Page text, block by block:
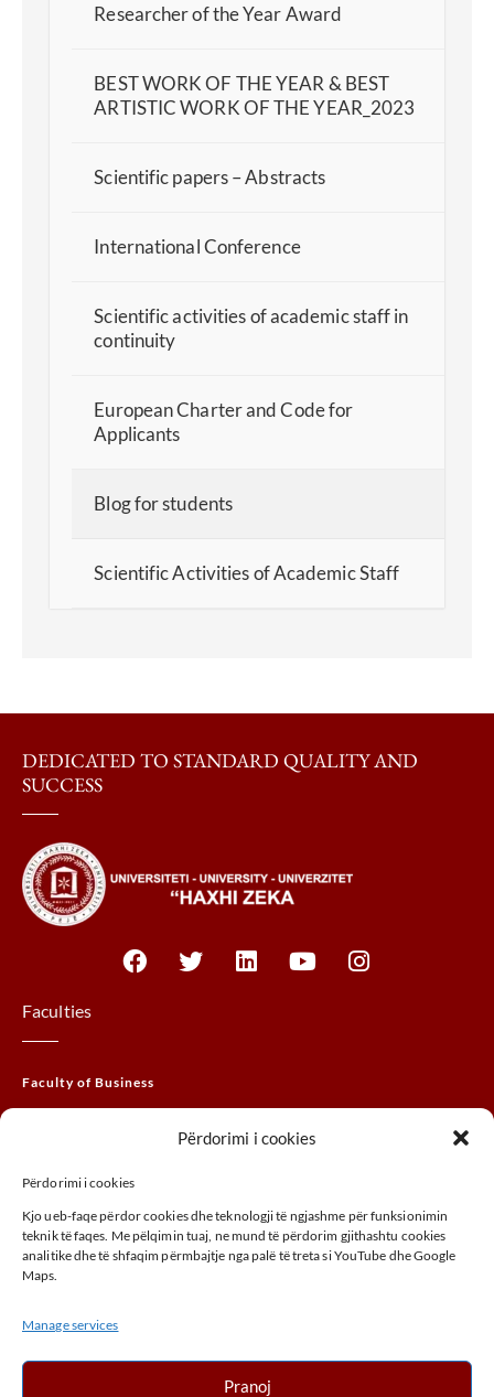
Përdorimi i cookies
Përdorimi i cookies
Kjo ueb-faqe përdor cookies dhe teknologji të ngjashme për funksionimin
teknik të faqes. Me pëlqimin tuaj, ne mund të përdorim gjithashtu cookies
analitike dhe të shfaqim përmbajtje nga palë të treta si YouTube dhe Google
Maps.
Manage services
Pranoj
Researcher of the Year Award
BEST WORK OF THE YEAR & BEST
ARTISTIC WORK OF THE YEAR_2023
Scientific papers – Abstracts
International Conference
Scientific activities of academic staff in
continuity
European Charter and Code for
Applicants
Blog for students
Scientific Activities of Academic Staff
DEDICATED TO STANDARD QUALITY AND
SUCCESS
Faculties
Faculty of Business
Faculty of Arts
ADDRESS
UÇK,Street, 30000, Peja, Kosovo